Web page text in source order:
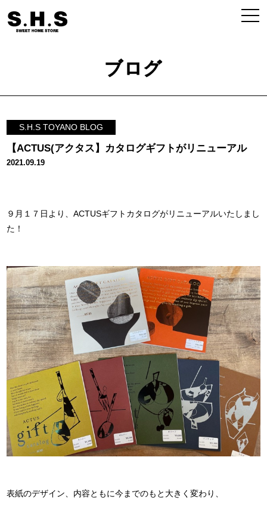
ブログ
S.H.S TOYANO BLOG
【ACTUS(アクタス】カタログギフトがリニューアル
2021.09.19
９月１７日より、ACTUSギフトカタログがリニューアルいたしまし
た！
表紙のデザイン、内容ともに今までのもと大きく変わり、